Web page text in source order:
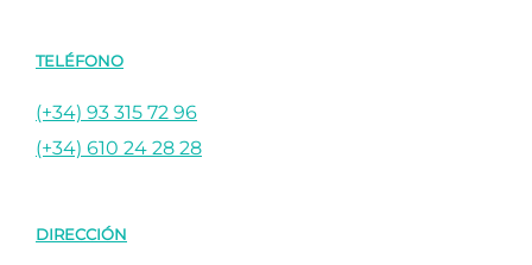
TELÉFONO
(+34) 93 315 72 96
(+34) 610 24 28 28
DIRECCIÓN